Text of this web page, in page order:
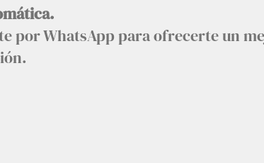
por WhatsApp para ofrecerte un